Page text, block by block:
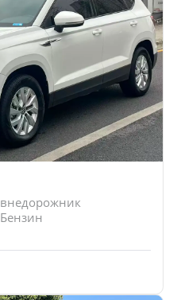
внедорожник
Бензин